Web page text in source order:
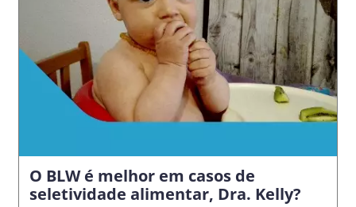
O BLW é melhor em casos de
seletividade alimentar, Dra. Kelly?